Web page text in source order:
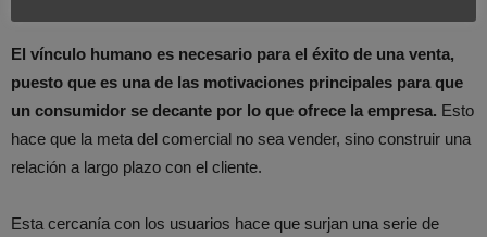
El vínculo humano es necesario para el éxito de una venta,
puesto que es una de las motivaciones principales para que
un consumidor se decante por lo que ofrece la empresa. Esto
hace que la meta del comercial no sea vender, sino construir una
relación a largo plazo con el cliente.
Esta cercanía con los usuarios hace que surjan una serie de